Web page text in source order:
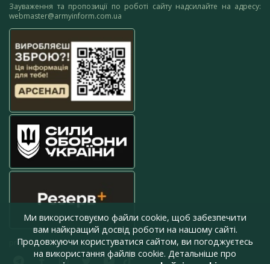
Зауваження та пропозиції по роботі сайту надсилайте на адресу:
webmaster@armyinform.com.ua
press@armyinform.com.ua
Ми використовуємо файли cookie, щоб забезпечити
вам найкращий досвід роботи на нашому сайті.
Продовжуючи користуватися сайтом, ви погоджуєтесь
на використання файлів cookie. Детальніше про